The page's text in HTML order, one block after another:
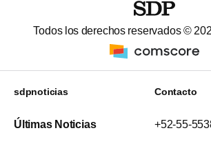
Todos los derechos reservados ©
sdpnoticias
Últimas Noticias
Contacto
+52-55-